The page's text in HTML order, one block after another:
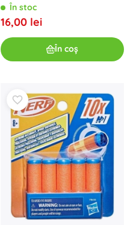
În stoc
16,00 lei
În coș